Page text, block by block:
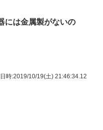
には金属製がないの
時:2019/10/19(土) 21:46:34.12